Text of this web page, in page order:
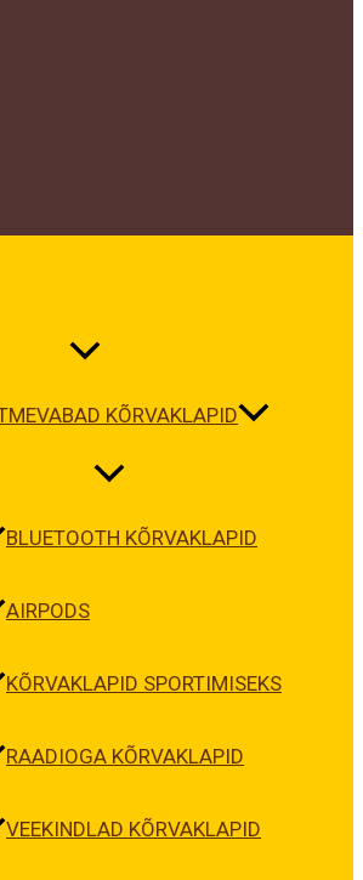
KÕRVAKLAPID
BLUETOOTH KÕRVAKLAPID
AIRPODS
KÕRVAKLAPID SPORTIMISEKS
RAADIOGA KÕRVAKLAPID
VEEKINDLAD KÕRVAKLAPID